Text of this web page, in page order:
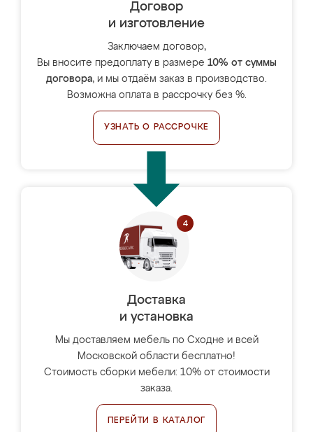
Договор
и изготовление
Заключаем договор,
Вы вносите предоплату в размере 10% от суммы
договора, и мы отдаём заказ в производство.
Возможна оплата в рассрочку без %.
УЗНАТЬ О РАССРОЧКЕ
Доставка
и установка
Мы доставляем мебель по Сходне и всей
Московской области бесплатно!
Стоимость сборки мебели: 10% от стоимости
заказа.
ПЕРЕЙТИ В КАТАЛОГ